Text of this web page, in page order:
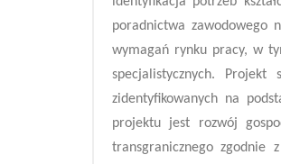
poradnictwa zawodowego
wymagań rynku pracy, w
specjalistycznych.
zidentyfikowanych na
projektu jest rozwój
transgranicznego zgodnie